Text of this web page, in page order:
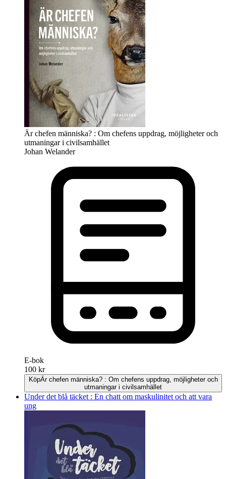
Är chefen människa? : Om chefens uppdrag, möjligheter och
utmaningar i civilsamhället
Johan Welander
E-bok
100 kr
KöpÄr chefen människa? : Om chefens uppdrag, möjligheter och
utmaningar i civilsamhället
Under det blå täcket : En chatt om maskulinitet och att vara
ung